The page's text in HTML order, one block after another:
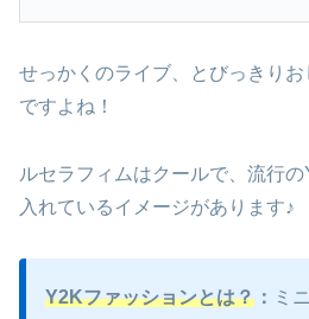
せっかくのライブ、とびっきり
ですよね！
ルセラフィムはクールで、流行
入れているイメージがあります♪
Y2Kファッションとは？ ： ミ